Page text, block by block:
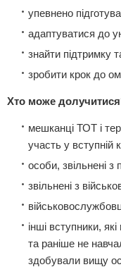
упевнено
адаптуватися до
знайти підтримку
зробити крок до
Хто може
мешканці ТОТ і
участь у вступній
особи, звільнені з
звільнені з
інші вступники,
та раніше не
здобували вищу